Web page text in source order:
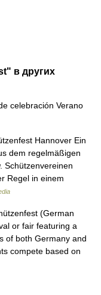
в других
celebración Verano
Hannover Ein
dem regelmäßigen
Schützenvereinen
Regel in einem
(German
or fair featuring a
of both Germany and
compete based on